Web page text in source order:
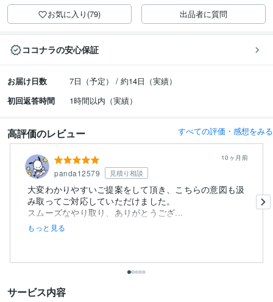
お気に入り(79) 出品者に質問
ココナラの安心保証
お届け日数
7日（予定） / 約14日（実績）
初回返答時間
1時間以内（実績）
高評価のレビュー すべての評価・感想をみる
panda12579 見積り相談
10ヶ月前
大変わかりやすいご提案をして頂き、こちらの意図も汲
み取ってご対応していただけました。
スムーズなやり取り、ありがとうござ...
もっと見る
サービス内容